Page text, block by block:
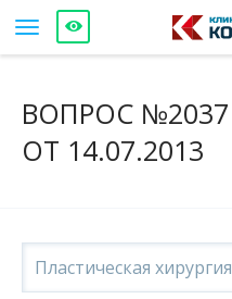
ВОПРОС №2037
ОТ 14.07.2013
Пластическая хирургия